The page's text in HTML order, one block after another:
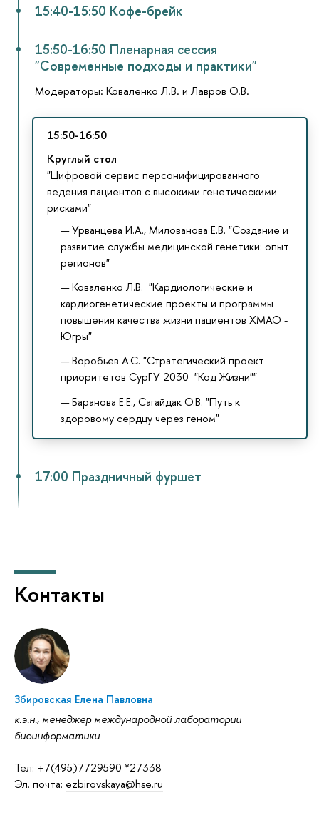
15:40-15:50 Кофе-брейк
15:50-16:50 Пленарная сессия
"Современные подходы и практики"
Модераторы: Коваленко Л.В. и Лавров О.В.
15:50-16:50
Круглый стол
"Цифровой сервис персонифицированного
ведения пациентов с высокими генетическими
рисками"
Урванцева И.А., Милованова Е.В. "Создание и
развитие службы медицинской генетики: опыт
регионов"
Коваленко Л.В. "Кардиологические и
кардиогенетические проекты и программы
повышения качества жизни пациентов ХМАО -
Югры"
Воробьев А.С. "Стратегический проект
приоритетов СурГУ 2030 "Код Жизни""
Баранова Е.Е., Сагайдак О.В. "Путь к
здоровому сердцу через геном"
17:00 Праздничный фуршет
Модератор: Сычев Д.А.
Круглый стол
"Фармакогенетика антитромботических
препаратов"
Мирзаев К.Б. "Фармакогенетика
ингибиторов P2Y12-рецепторов"
Абдуллаев Ш.П. "Фармакогенетические
Контакты
Збировская Елена Павловна
к.э.н., менеджер международной лаборатории
биоинформатики
Тел: +7(495)7729590 *27338
Эл. почта: ezbirovskaya@hse.ru